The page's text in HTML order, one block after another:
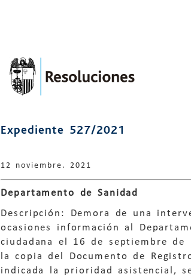
Expediente 527/2021
12 noviembre. 2021
Departamento de Sanidad
Descripción: Demora de una
ocasiones información al
ciudadana el 16 de septiembre
la copia del Documento de
indicada la prioridad asistencial,